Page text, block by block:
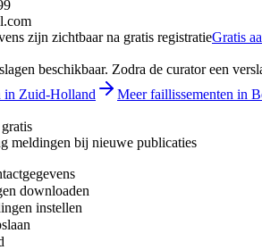
zijn zichtbaar na gratis registratieGratis
beschikbaar. Zodra de curator een
in Zuid-Holland
Meer faillissementen in
meldingen bij nieuwe publicaties
downloaden
instellen